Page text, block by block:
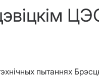
пытаннях